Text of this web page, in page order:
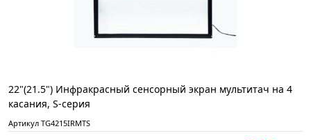
22"(21.5") Инфракрасный сенсорный экран мультитач на 4
касания, S-серия
Артикул TG4215IRMTS